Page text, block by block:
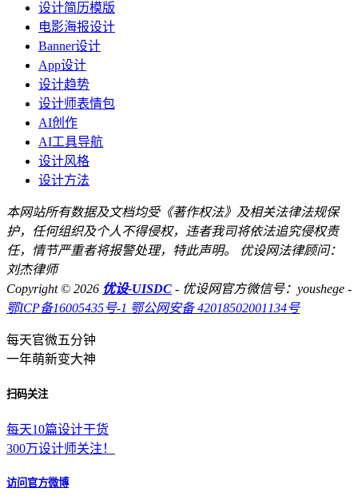
设计简历模版
电影海报设计
Banner设计
App设计
设计趋势
设计师表情包
AI创作
AI工具导航
设计风格
设计方法
本网站所有数据及文档均受《著作权法》及相关法律法规保
护，任何组织及个人不得侵权，违者我司将依法追究侵权责
任，情节严重者将报警处理，特此声明。 优设网法律顾问：
刘杰律师
Copyright © 2026 优设-UISDC - 优设网官方微信号：youshege -
鄂ICP备16005435号-1 鄂公网安备 42018502001134号
每天官微五分钟
一年萌新变大神
扫码关注
每天10篇设计干货
300万设计师关注！
访问官方微博